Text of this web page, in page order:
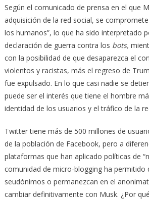
Según el comunicado de prensa en el que
adquisición de la red social, se
los humanos”, lo que ha sido interpretado
declaración de guerra contra los bots,
con la posibilidad de que desaparezca el
violentos y racistas, más el regreso de
fue expulsado. En lo que casi nadie se
puede ser el interés que tiene el hombre
identidad de los usuarios y el tráfico de la
Twitter tiene más de 500 millones de
de la población de Facebook, pero a
plataformas que han aplicado políticas de
comunidad de micro-blogging ha permitido
seudónimos o permanezcan en el
cambiar definitivamente con Musk. ¿Por